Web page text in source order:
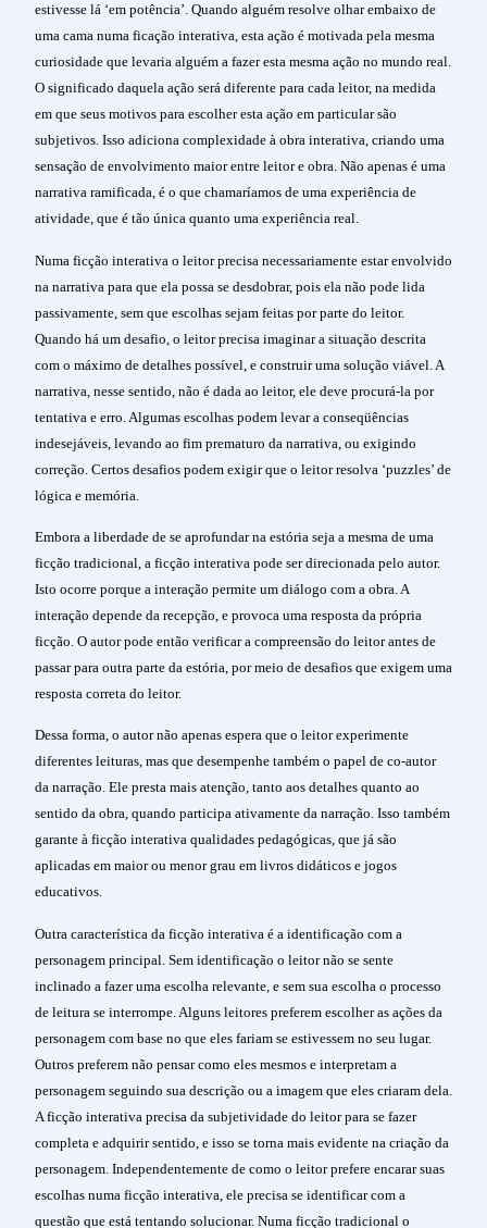
estivesse lá ‘em potência’. Quando alguém resolve olhar embaixo de
uma cama numa ficação interativa, esta ação é motivada pela mesma
curiosidade que levaria alguém a fazer esta mesma ação no mundo real.
O significado daquela ação será diferente para cada leitor, na medida
em que seus motivos para escolher esta ação em particular são
subjetivos. Isso adiciona complexidade à obra interativa, criando uma
sensação de envolvimento maior entre leitor e obra. Não apenas é uma
narrativa ramificada, é o que chamaríamos de uma experiência de
atividade, que é tão única quanto uma experiência real.
Numa ficção interativa o leitor precisa necessariamente estar envolvido
na narrativa para que ela possa se desdobrar, pois ela não pode lida
passivamente, sem que escolhas sejam feitas por parte do leitor.
Quando há um desafio, o leitor precisa imaginar a situação descrita
com o máximo de detalhes possível, e construir uma solução viável. A
narrativa, nesse sentido, não é dada ao leitor, ele deve procurá-la por
tentativa e erro. Algumas escolhas podem levar a conseqüências
indesejáveis, levando ao fim prematuro da narrativa, ou exigindo
correção. Certos desafios podem exigir que o leitor resolva ‘puzzles’ de
lógica e memória.
Embora a liberdade de se aprofundar na estória seja a mesma de uma
ficção tradicional, a ficção interativa pode ser direcionada pelo autor.
Isto ocorre porque a interação permite um diálogo com a obra. A
interação depende da recepção, e provoca uma resposta da própria
ficção. O autor pode então verificar a compreensão do leitor antes de
passar para outra parte da estória, por meio de desafios que exigem uma
resposta correta do leitor.
Dessa forma, o autor não apenas espera que o leitor experimente
diferentes leituras, mas que desempenhe também o papel de co-autor
da narração. Ele presta mais atenção, tanto aos detalhes quanto ao
sentido da obra, quando participa ativamente da narração. Isso também
garante à ficção interativa qualidades pedagógicas, que já são
aplicadas em maior ou menor grau em livros didáticos e jogos
educativos.
Outra característica da ficção interativa é a identificação com a
personagem principal. Sem identificação o leitor não se sente
inclinado a fazer uma escolha relevante, e sem sua escolha o processo
de leitura se interrompe. Alguns leitores preferem escolher as ações da
personagem com base no que eles fariam se estivessem no seu lugar.
Outros preferem não pensar como eles mesmos e interpretam a
personagem seguindo sua descrição ou a imagem que eles criaram dela.
A ficção interativa precisa da subjetividade do leitor para se fazer
completa e adquirir sentido, e isso se torna mais evidente na criação da
personagem. Independentemente de como o leitor prefere encarar suas
escolhas numa ficção interativa, ele precisa se identificar com a
questão que está tentando solucionar. Numa ficção tradicional o